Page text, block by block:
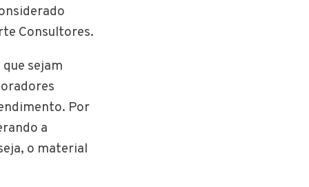
Consultores.
sejam
Por
a
o material